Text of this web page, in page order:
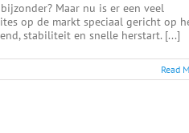
Maar nu is er een veel
op de markt speciaal gericht op
stabiliteit en snelle herstart. [...]
Read